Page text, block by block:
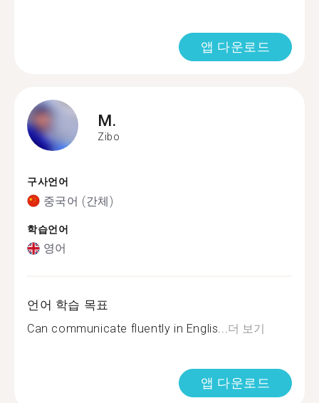
앱 다운로드
M.
Zibo
구사언어
중국어 (간체)
학습언어
영어
언어 학습 목표
Can communicate fluently in Englis...더 보기
앱 다운로드